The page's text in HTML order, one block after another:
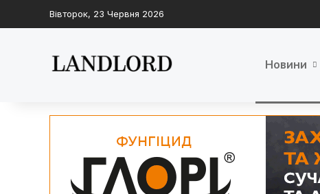
Вівторок, 23 Червня 2026
Новини